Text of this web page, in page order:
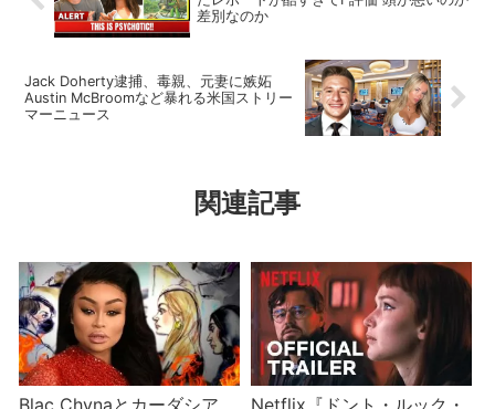
差別なのか
Jack Doherty逮捕、毒親、元妻に嫉妬
Austin McBroomなど暴れる米国ストリー
マーニュース
関連記事
Blac Chynaとカーダシア
Netflix『ドント・ルック・